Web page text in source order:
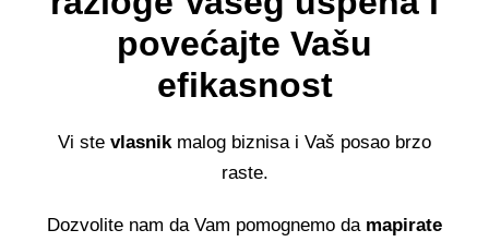
povećajte Vašu
efikasnost
Vi ste vlasnikmalog biznisa i Vaš posao brzo
raste.
Dozvolite nam da Vam pomognemo da mapirate